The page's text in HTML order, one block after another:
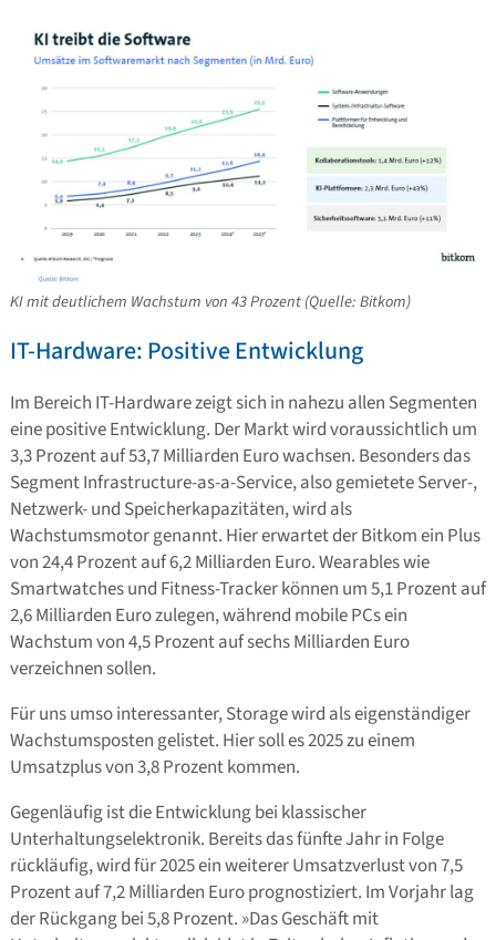
KI mit deutlichem Wachstum von 43 Prozent (Quelle: Bitkom)
IT-Hardware: Positive Entwicklung
Im Bereich IT-Hardware zeigt sich in nahezu allen Segmenten
eine positive Entwicklung. Der Markt wird voraussichtlich um
3,3 Prozent auf 53,7 Milliarden Euro wachsen. Besonders das
Segment Infrastructure-as-a-Service, also gemietete Server-,
Netzwerk- und Speicherkapazitäten, wird als
Wachstumsmotor genannt. Hier erwartet der Bitkom ein Plus
von 24,4 Prozent auf 6,2 Milliarden Euro. Wearables wie
Smartwatches und Fitness-Tracker können um 5,1 Prozent auf
2,6 Milliarden Euro zulegen, während mobile PCs ein
Wachstum von 4,5 Prozent auf sechs Milliarden Euro
verzeichnen sollen.
Für uns umso interessanter, Storage wird als eigenständiger
Wachstumsposten gelistet. Hier soll es 2025 zu einem
Umsatzplus von 3,8 Prozent kommen.
Gegenläufig ist die Entwicklung bei klassischer
Unterhaltungselektronik. Bereits das fünfte Jahr in Folge
rückläufig, wird für 2025 ein weiterer Umsatzverlust von 7,5
Prozent auf 7,2 Milliarden Euro prognostiziert. Im Vorjahr lag
der Rückgang bei 5,8 Prozent. »Das Geschäft mit